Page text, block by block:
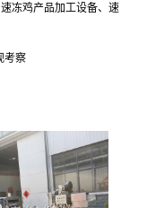
冻鸡产品加工设备、速
考察